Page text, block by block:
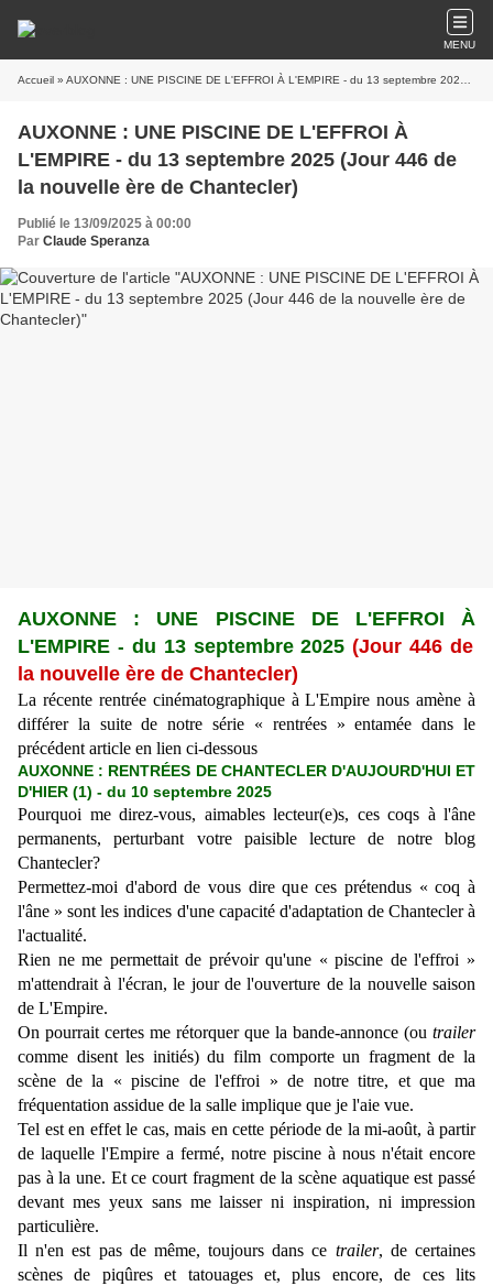
MENU
Accueil » AUXONNE : UNE PISCINE DE L'EFFROI À L'EMPIRE - du 13 septembre 2025 (Jour 446 de la nouvelle ère de Chantecler)
AUXONNE : UNE PISCINE DE L'EFFROI À
L'EMPIRE - du 13 septembre 2025 (Jour 446 de
la nouvelle ère de Chantecler)
Publié le 13/09/2025 à 00:00
Par Claude Speranza
AUXONNE : UNE PISCINE DE L'EFFROI À
L'EMPIRE - du 13 septembre 2025(Jour 446 de
la nouvelle ère de Chantecler)
La récente rentrée cinématographique à L'Empire nous amène à
différer la suite de notre série « rentrées » entamée dans le
précédent article en lien ci-dessous
AUXONNE : RENTRÉES DE CHANTECLER D'AUJOURD'HUI ET
D'HIER (1) - du 10 septembre 2025
Pourquoi me direz-vous, aimables lecteur(e)s, ces coqs à l'âne
permanents, perturbant votre paisible lecture de notre blog
Chantecler?
Permettez-moi d'abord de vous dire que ces prétendus « coq à
l'âne » sont les indices d'une capacité d'adaptation de Chantecler à
l'actualité.
Rien ne me permettait de prévoir qu'une « piscine de l'effroi »
m'attendrait à l'écran, le jour de l'ouverture de la nouvelle saison
de L'Empire.
On pourrait certes me rétorquer que la bande-annonce (ou trailer
comme disent les initiés) du film comporte un fragment de la
scène de la « piscine de l'effroi » de notre titre, et que ma
fréquentation assidue de la salle implique que je l'aie vue.
Tel est en effet le cas, mais en cette période de la mi-août, à partir
de laquelle l'Empire a fermé, notre piscine à nous n'était encore
pas à la une. Et ce court fragment de la scène aquatique est passé
devant mes yeux sans me laisser ni inspiration, ni impression
particulière.
Il n'en est pas de même, toujours dans ce trailer, de certaines
scènes de piqûres et tatouages et, plus encore, de ces lits